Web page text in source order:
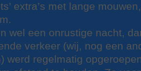
extra’s met lange
wel een onrustige nacht,
verkeer (wij, nog een
werd regelmatig